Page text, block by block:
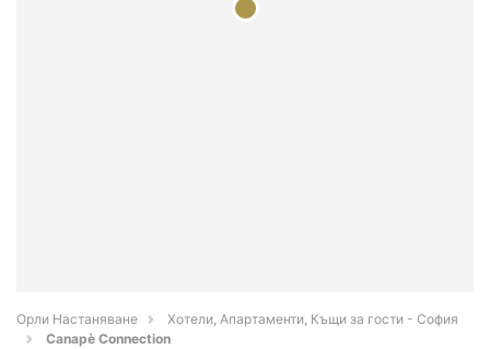
Орли Настаняване
Хотели, Апартаменти, Къщи за гости - София
Canapè Connection